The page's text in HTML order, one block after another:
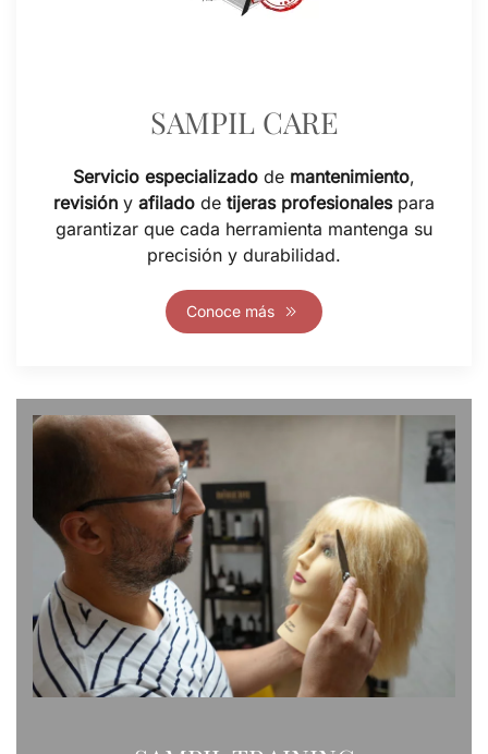
SAMPIL CARE
Servicio especializado de mantenimiento,
revisión y afilado de tijeras profesionalespara
garantizar que cada herramienta mantenga su
precisión y durabilidad.
Conoce más